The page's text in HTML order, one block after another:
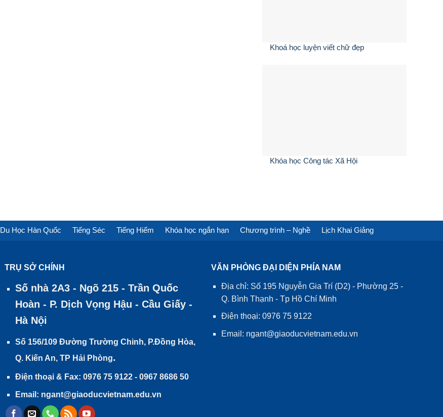
Khoá học luyện viết chữ đẹp
Khóa học Công tác Xã Hội
Du Học Hàn Quốc Tiếng Séc Tiếng Hiếm Khóa học ngắn hạn Chương trình – Nghề Lịch Khai Giảng
TRỤ SỞ CHÍNH
Số nhà 2A3 - Ngõ 215 - Trần Quốc
Hoàn - P. Dịch Vọng Hậu - Cầu Giấy -
Hà Nội
Số 156/109 Đường Trường Chinh, P.Đồng Hòa,
Q. Kiến An, TP Hải Phòng.
Điện thoại & Fax: 0976 75 9122 - 0967 8686 50
Email: ngant@giaoducvietnam.edu.vn
VĂN PHÒNG ĐẠI DIỆN PHÍA NAM
Địa chỉ: Số 195 Nguyễn Gia Trí (D2) - Phường 25 -
Q. Bình Thạnh - Tp Hồ Chí Minh
Điện thoại: 0976 75 9122
Email: ngant@giaoducvietnam.edu.vn